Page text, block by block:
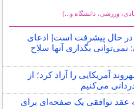
ورزشی، دانشگاه و...)
در حال پیشرفت است| ادعای
نمی‌توانی بگذاری آنها سلاح
آمریکایی را آزاد کرد؛ از
می‌کنیم
عقد توافقی یک‌ صفحه‌ای برای